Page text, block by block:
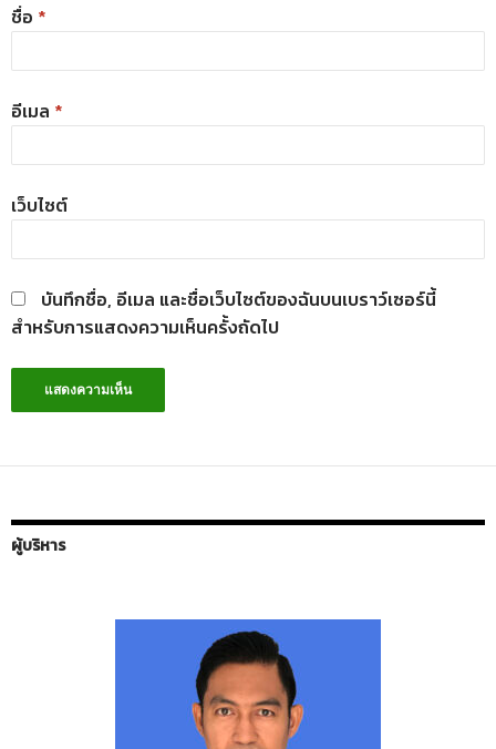
ชื่อ *
อีเมล *
เว็บไซต์
บันทึกชื่อ, อีเมล และชื่อเว็บไซต์ของฉันบนเบราว์เซอร์นี้
สำหรับการแสดงความเห็นครั้งถัดไป
ผู้บริหาร